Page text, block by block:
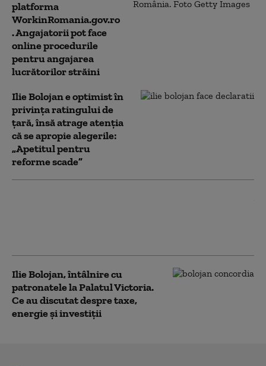
platforma
WorkinRomania.gov.ro
. Angajatorii pot face
online procedurile
pentru angajarea
lucrătorilor străini
Ilie Bolojan e optimist în
privința ratingului de
țară, însă atrage atenția
că se apropie alegerile:
„Apetitul pentru
reforme scade”
Ilie Bolojan, întâlnire cu
patronatele la Palatul Victoria.
Ce au discutat despre taxe,
energie și investiții